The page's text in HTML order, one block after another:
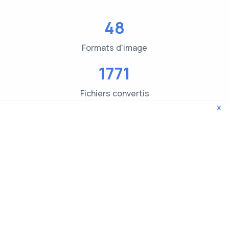
48
Formats d'image
1771
Fichiers convertis
x